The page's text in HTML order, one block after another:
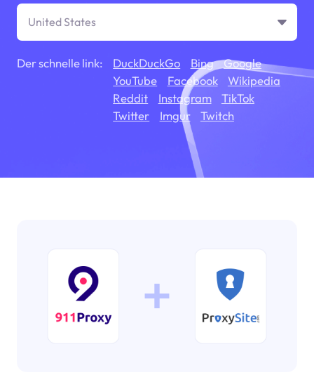
United States
Der schnelle link: DuckDuckGo Bing
Google
YouTube
Facebook
Wikipedia
Reddit
Instagram
TikTok
Twitter
Imgur Twitch